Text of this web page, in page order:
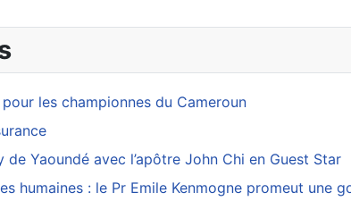
les championnes du Cameroun
Yaoundé avec l’apôtre John Chi en Guest Star
humaines : le Pr Emile Kenmogne promeut une